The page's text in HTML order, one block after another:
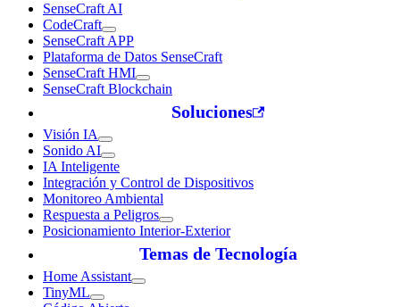
SenseCraft AI
CodeCraft
SenseCraft APP
Plataforma de Datos SenseCraft
SenseCraft HMI
SenseCraft Blockchain
Soluciones
Visión IA
Sonido AI
IA Inteligente
Integración y Control de Dispositivos
Monitoreo Ambiental
Respuesta a Peligros
Posicionamiento Interior-Exterior
Temas de Tecnología
Home Assistant
TinyML